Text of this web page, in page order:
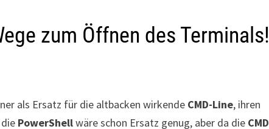
zum Öffnen des Terminals!
als Ersatz für die altbacken wirkende CMD-Line, ihren
PowerShellwäre schon Ersatz genug, aber da die CMD